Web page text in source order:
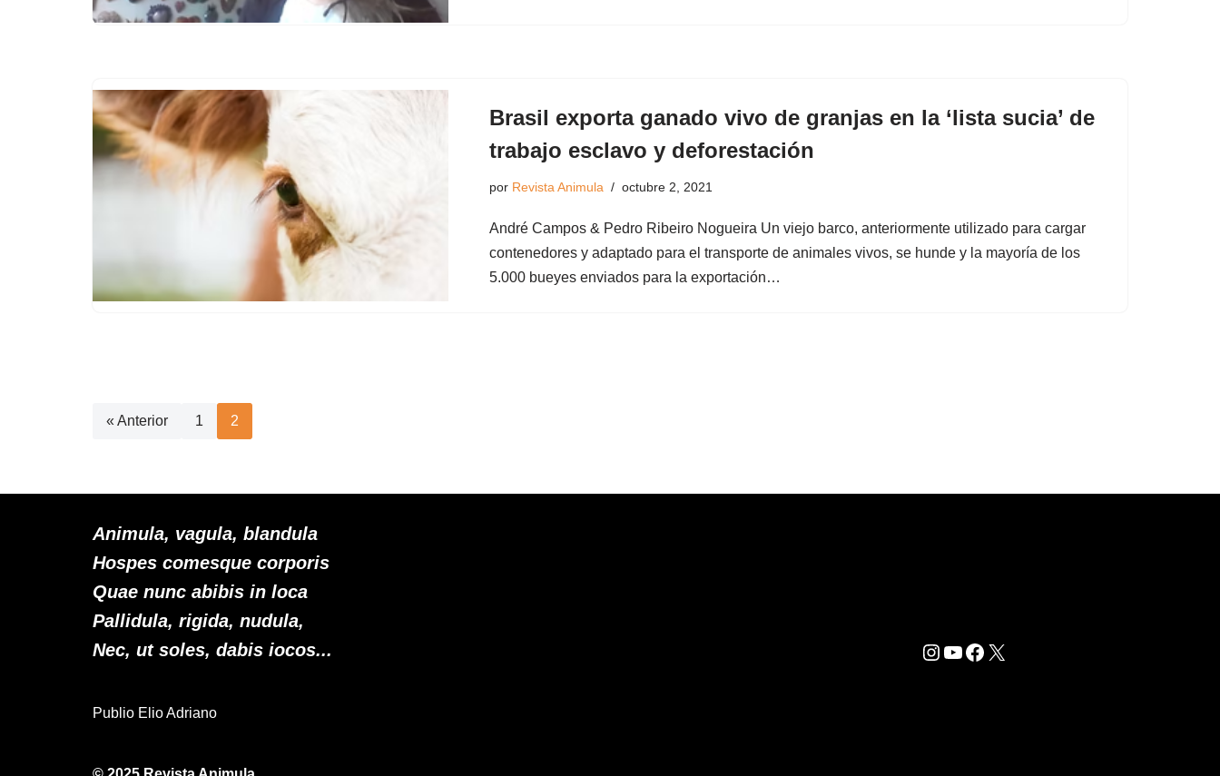
Brasil exporta ganado vivo de granjas en la ‘lista sucia’ de
trabajo esclavo y deforestación
por Revista Animula octubre 2, 2021
André Campos & Pedro Ribeiro Nogueira Un viejo barco, anteriormente utilizado para cargar
contenedores y adaptado para el transporte de animales vivos, se hunde y la mayoría de los
5.000 bueyes enviados para la exportación…
« Anterior 1 2
Animula, vagula, blandula
Hospes comesque corporis
Quae nunc abibis in loca
Pallidula, rigida, nudula,
Nec, ut soles, dabis iocos...
Publio Elio Adriano